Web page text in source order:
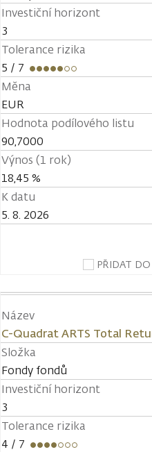
Investiční horizont
3
Tolerance rizika
5 / 7
Měna
EUR
Hodnota podílového listu
90,7000
Výnos (1 rok)
18,45 %
K datu
5. 8. 2026
PŘIDAT
Název
C-Quadrat ARTS Total
Složka
Fondy fondů
Investiční horizont
3
Tolerance rizika
4 / 7